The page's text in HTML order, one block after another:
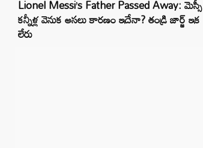
Lionel Messi’s Father Passed Away: మెస్సీ
కన్నీళ్ల వెనుక అసలు కారణం ఇదేనా? తండ్రి జార్జ్ ఇక
లేరు